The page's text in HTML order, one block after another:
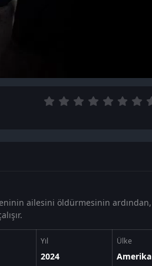
ailesini öldürmesinin ardından,
Yıl
2024
Ülke
Amerika